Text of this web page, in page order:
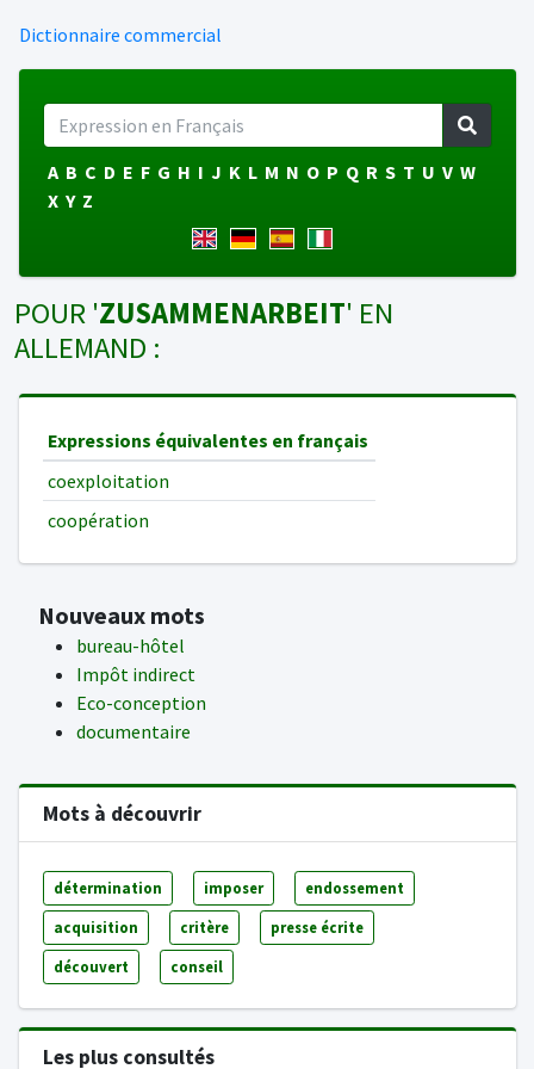
Dictionnaire commercial
A B C D E F G H I J K L M N O P Q R S T U V W
X Y Z
POUR 'ZUSAMMENARBEIT' EN
ALLEMAND :
Expressions équivalentes en français
coexploitation
coopération
Nouveaux mots
bureau-hôtel
Impôt indirect
Eco-conception
documentaire
Mots à découvrir
détermination imposer endossement
acquisition critère presse écrite
découvert conseil
Les plus consultés